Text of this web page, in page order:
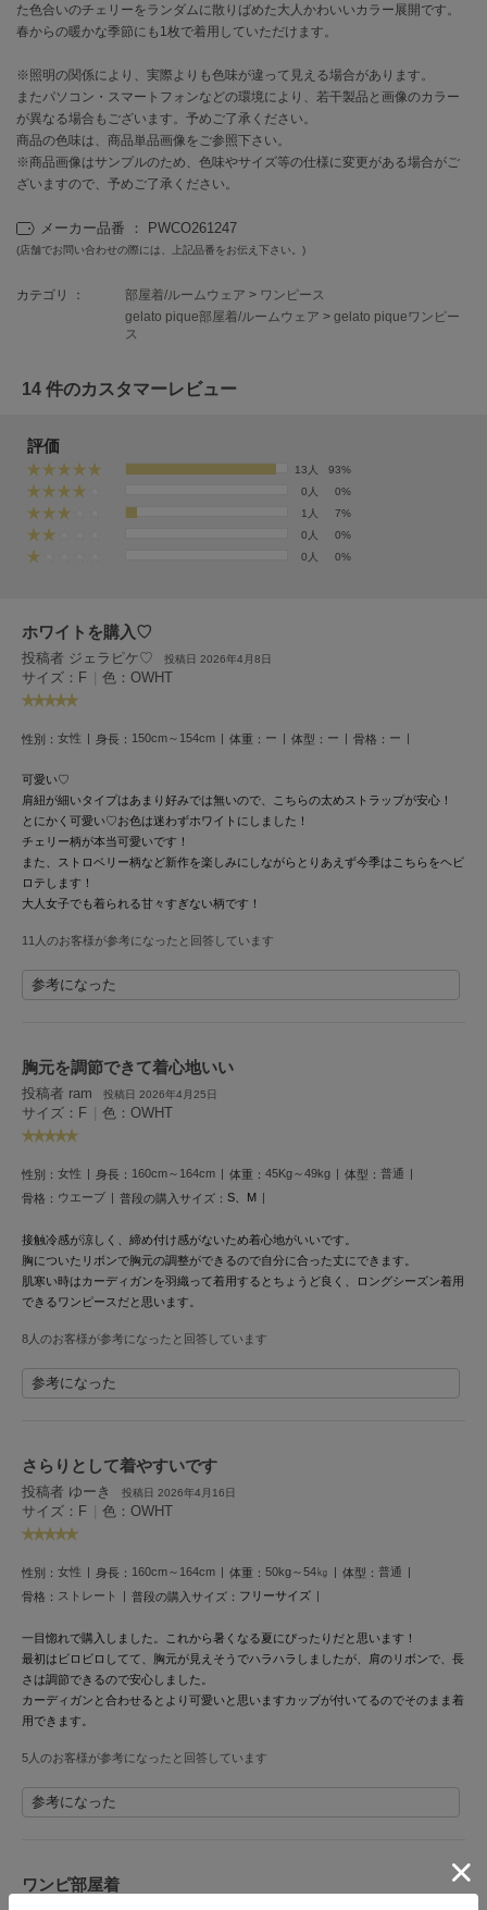
emmi
エミ
エミ アトリエ
emmi yoga
エミヨガ
エトレトウキョウ
アイ
フィラ
FRAY I.D
フレイアイディー
FURFUR
ファーファー
GELATO PIQUE CAT&DOG
ジェラート ピケ キャットアンドドッグ
ジェラート ピケ スリープ
GRAMICCI
グラミチ
Henon.
へノン
HUNTER
HOKA ONEONE
KEEN
キーン
LAATO
le
ル
ルコックスポルティフ
LeSportsac
リリーブラウン
LILY BROWN Lingerie
リリーブラウンランジェリー
LITTLE UNION TOKYO
リトルユニオン トウキョウ
made of Organics
メイドオブオーガニクス
ミチュ コケット
MIESROHE
ミースロエ
ミーエスミーム
た色合いのチェリーをランダムに散りばめた大人かわいいカラー展開です。
春からの暖かな季節にも1枚で着用していただけます。
※照明の関係により、実際よりも色味が違って見える場合があります。
またパソコン・スマートフォンなどの環境により、若干製品と画像のカラー
が異なる場合もございます。予めご了承ください。
商品の色味は、商品単品画像をご参照下さい。
※商品画像はサンプルのため、色味やサイズ等の仕様に変更がある場合がご
ざいますので、予めご了承ください。
メーカー品番 ： PWCO261247
(店舗でお問い合わせの際には、上記品番をお伝え下さい。)
カテゴリ ： 部屋着/ルームウェア > ワンピース
gelato pique部屋着/ルームウェア > gelato piqueワンピー
ス
14 件のカスタマーレビュー
評価
13人
93%
0人
0%
1人
7%
0人
0%
0人
0%
ホワイトを購入♡
投稿者 ジェラピケ♡ 投稿日 2026年4月8日
サイズ：F | 色：OWHT
性別： 女性 身長： 150cm～154cm 体重： ー 体型： ー 骨格： ー
可愛い♡
肩紐が細いタイプはあまり好みでは無いので、こちらの太めストラップが安心！
とにかく可愛い♡お色は迷わずホワイトにしました！
チェリー柄が本当可愛いです！
また、ストロベリー柄など新作を楽しみにしながらとりあえず今季はこちらをヘビ
ロテします！
大人女子でも着られる甘々すぎない柄です！
11人のお客様が参考になったと回答しています
参考になった
胸元を調節できて着心地いい
投稿者 ram 投稿日 2026年4月25日
サイズ：F | 色：OWHT
性別： 女性 身長： 160cm～164cm 体重： 45Kg～49kg 体型： 普通
骨格： ウエーブ 普段の購入サイズ： S、M
接触冷感が涼しく、締め付け感がないため着心地がいいです。
胸についたリボンで胸元の調整ができるので自分に合った丈にできます。
肌寒い時はカーディガンを羽織って着用するとちょうど良く、ロングシーズン着用
できるワンピースだと思います。
8人のお客様が参考になったと回答しています
参考になった
さらりとして着やすいです
投稿者 ゆーき 投稿日 2026年4月16日
サイズ：F 色：OWHT
性別： 女性 身長： 160cm～164cm 体重： 50kg～54㎏ 体型： 普通
骨格： ストレート 普段の購入サイズ： フリーサイズ
一目惚れで購入しました。
これから暑くなる夏にぴったりだと思います！
最初はビロビロしてて、胸元が見えそうでハラハラしましたが、肩のリボンで、長
さは調節できるので安心しました。
カーディガンと合わせるとより可愛いと思いますカップが付いてるのでそのまま着
用できます。
5人のお客様が参考になったと回答しています
参考になった
ワンピ部屋着